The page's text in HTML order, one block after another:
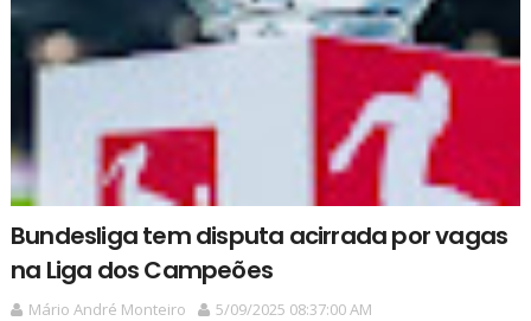
Bundesliga tem disputa acirrada por vagas
na Liga dos Campeões
Mário André Monteiro 5/09/2025 08:37:00 AM